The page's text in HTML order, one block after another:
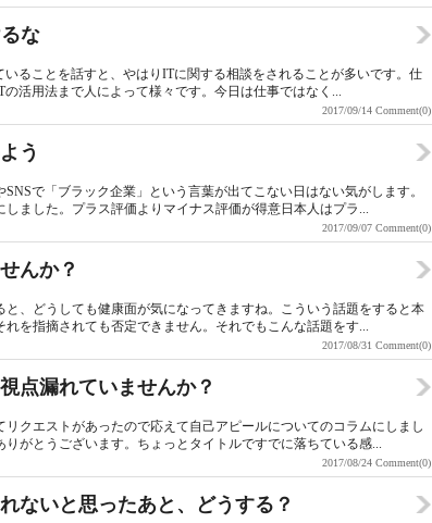
な
ることを話すと、やはりITに関する相談をされることが多いです。仕
活用法まで人によって様々です。今日は仕事ではなく...
2017/09/14 Comment(0)
う
で「ブラック企業」という言葉が出てこない日はない気がします。
ました。プラス評価よりマイナス評価が得意日本人はプラ...
2017/09/07 Comment(0)
んか？
、どうしても健康面が気になってきますね。こういう話題をすると本
を指摘されても否定できません。それでもこんな話題をす...
2017/08/31 Comment(0)
点漏れていませんか？
クエストがあったので応えて自己アピールについてのコラムにしまし
がとうございます。ちょっとタイトルですでに落ちている感...
2017/08/24 Comment(0)
ないと思ったあと、どうする？